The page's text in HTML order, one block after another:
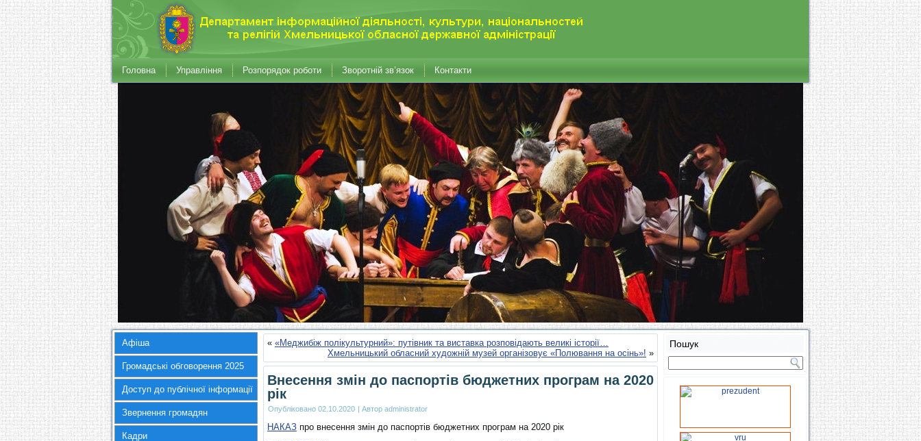
Головна Управління Розпорядок роботи Зворотній зв’язок Контакти
Афіша
Громадські обговорення 2025
Доступ до публічної інформації
Звернення громадян
Кадри
« «Меджибіж полікультурний»: путівник та виставка розповідають великі історії…
Хмельницький обласний художній музей організовує «Полювання на осінь»! »
Внесення змін до паспортів бюджетних програм на 2020
рік
Опубліковано 02.10.2020 | Автор administrator
НАКАЗ про внесення змін до паспортів бюджетних програм на 2020 рік
Пошук